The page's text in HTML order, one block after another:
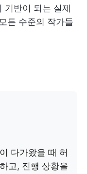
기반이 되는 실제
든 수준의 작가들
다가왔을 때 허
고, 진행 상황을